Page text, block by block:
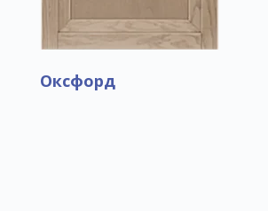
Оксфорд